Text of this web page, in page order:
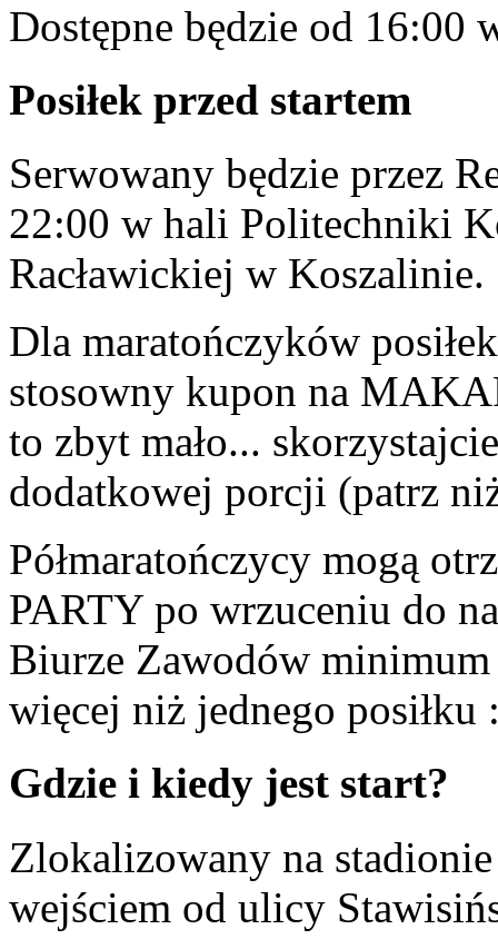
Dostępne będzie od 16:00
Posiłek przed startem
Serwowany będzie przez
22:00 w hali Politechniki
Racławickiej w Koszalinie.
Dla maratończyków
stosowny kupon na
to zbyt mało...
dodatkowej porcji (patrz
Półmaratończycy mogą
PARTY po wrzuceniu do
Biurze Zawodów minimum
więcej niż jednego
Gdzie i kiedy jest start?
Zlokalizowany na
wejściem od ulicy